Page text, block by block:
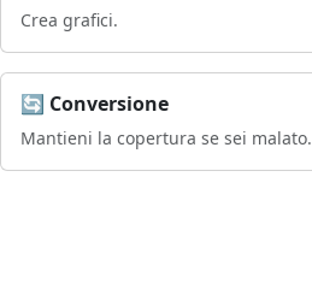
Crea grafici.
🔄 Conversione
Mantieni la copertura se sei malato.